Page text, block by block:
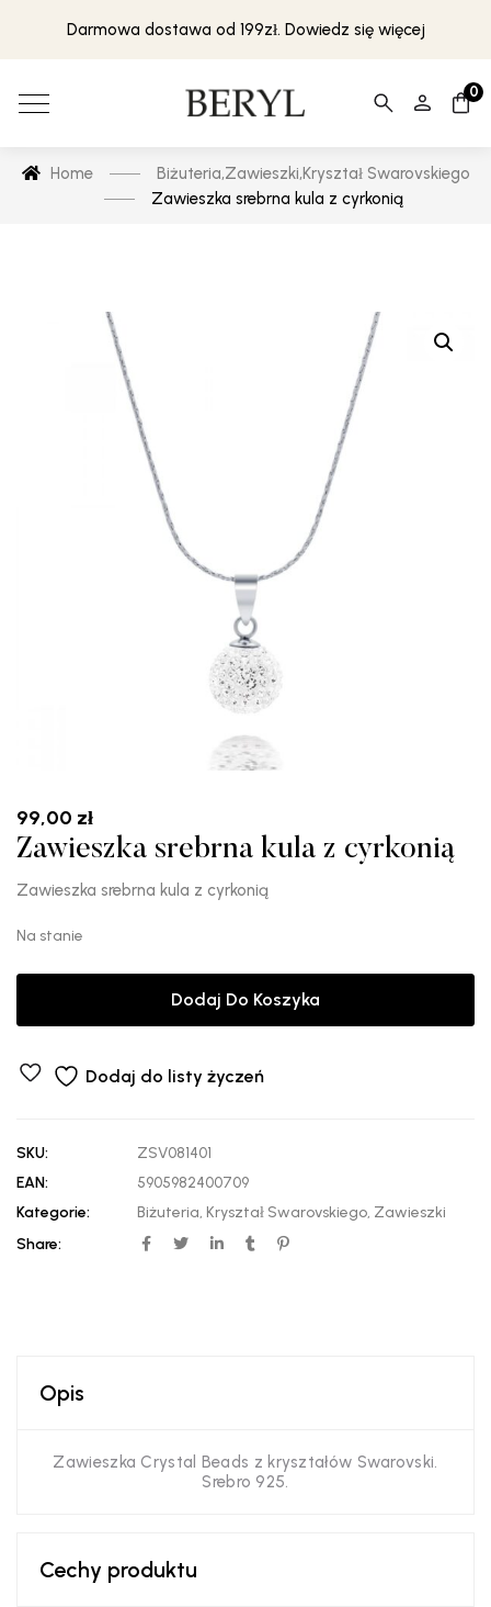
Darmowa dostawa od 199zł. Dowiedz się więcej
0
Home Biżuteria,Zawieszki,Kryształ Swarovskiego
Zawieszka srebrna kula z cyrkonią
99,00 zł
Zawieszka srebrna kula z cyrkonią
Zawieszka srebrna kula z cyrkonią
Na stanie
Dodaj Do Koszyka
Dodaj do listy życzeń
SKU:
ZSV081401
EAN:
5905982400709
Kategorie:
Biżuteria, Kryształ Swarovskiego, Zawieszki
Share:
Opis
Zawieszka Crystal Beads z kryształów Swarovski.
Srebro 925.
Cechy produktu